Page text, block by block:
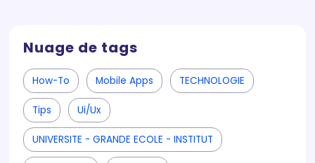
Nuage de tags
How-To Mobile Apps TECHNOLOGIE
Tips Ui/ux
UNIVERSITE - GRANDE ECOLE - INSTITUT